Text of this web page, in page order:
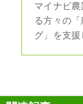
マイナビ
る方々の
グ」を支援